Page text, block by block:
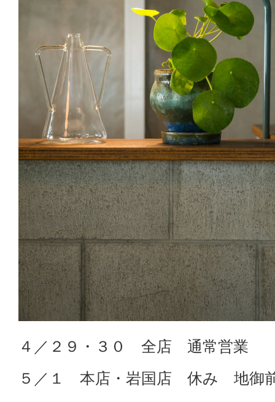
４／２９・３０ 全店 通常営業
５／１ 本店・岩国店 休み 地御